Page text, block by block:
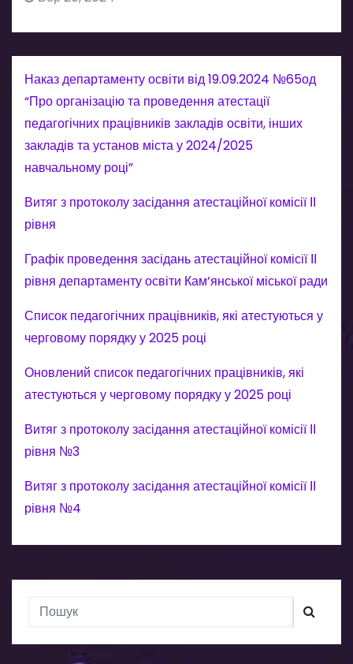
Наказ департаменту освіти від 19.09.2024 №65од
“Про організацію та проведення атестації
педагогічних працівників закладів освіти, інших
закладів та установ міста у 2024/2025
навчальному році”
Витяг з протоколу засідання атестаційної комісії ІІ
рівня
Графік проведення засідань атестаційної комісії ІІ
рівня департаменту освіти Кам’янської міської ради
Список педагогічних працівників, які атестуються у
черговому порядку у 2025 році
Оновлений список педагогічних працівників, які
атестуються у черговому порядку у 2025 році
Витяг з протоколу засідання атестаційної комісії ІІ
рівня №3
Витяг з протоколу засідання атестаційної комісії ІІ
рівня №4